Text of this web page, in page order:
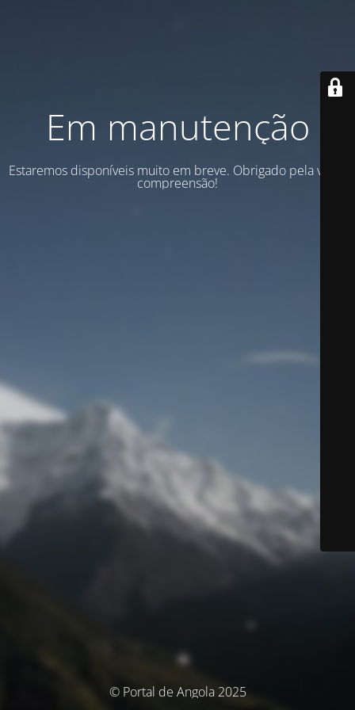
Em manutenção
Estaremos disponíveis muito em breve. Obrigado pela vossa
compreensão!
© Portal de Angola 2025